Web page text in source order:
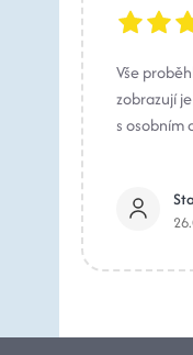
Vše
zobrazují
s osobním